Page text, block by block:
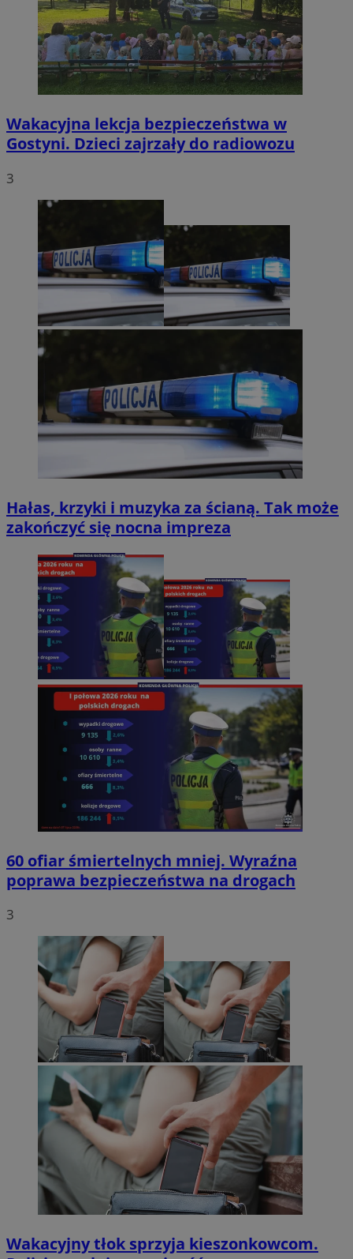
Wakacyjna lekcja bezpieczeństwa w
Gostyni. Dzieci zajrzały do radiowozu
3
Hałas, krzyki i muzyka za ścianą. Tak może
zakończyć się nocna impreza
60 ofiar śmiertelnych mniej. Wyraźna
poprawa bezpieczeństwa na drogach
3
Wakacyjny tłok sprzyja kieszonkowcom.